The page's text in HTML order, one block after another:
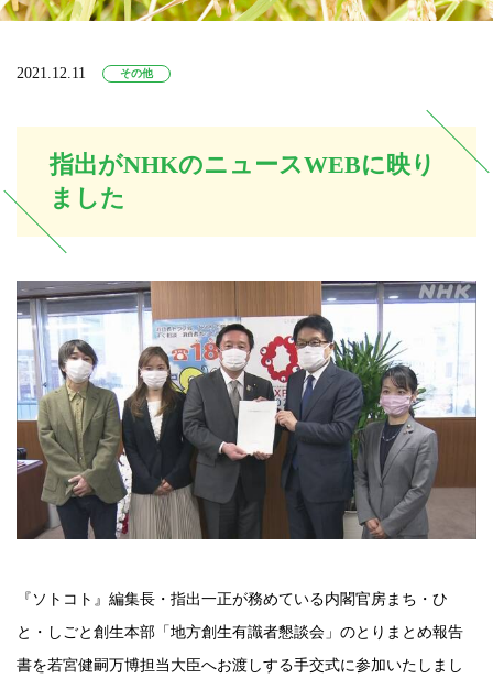
2021.12.11 その他
指出がNHKのニュースWEBに映り
ました
『ソトコト』編集長・指出一正が務めている内閣官房まち・ひ
と・しごと創生本部「地方創生有識者懇談会」のとりまとめ報告
書を若宮健嗣万博担当大臣へお渡しする手交式に参加いたしまし